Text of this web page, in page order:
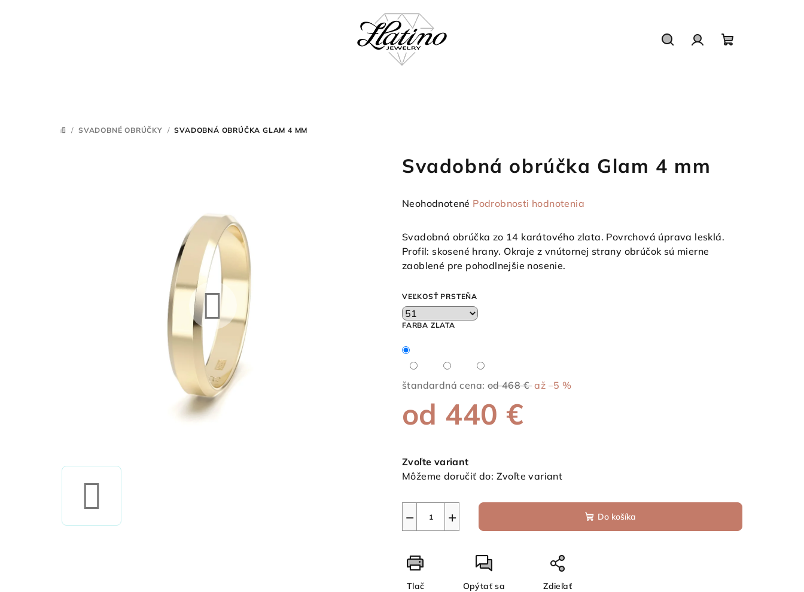
DOMOV
/ SVADOBNÉ OBRÚČKY / SVADOBNÁ OBRÚČKA GLAM 4 MM
Svadobná obrúčka Glam 4 mm
Priemerné
produktu
je
hviezdičiek.
Neohodnotené Podrobnosti hodnotenia
Svadobná obrúčka zo 14 karátového zlata. Povrchová úprava lesklá.
Profil: skosené hrany. Okraje z vnútornej strany obrúčok sú mierne
zaoblené pre pohodlnejšie nosenie.
VEĽKOSŤ PRSTEŇA
FARBA ZLATA
štandardná cena: od 468 € až –5 %
od 440 €
cena:
Zvoľte variant
Môžeme doručiť do: Zvoľte variant
+
− Do košíka
Tlač Opýtať sa Zdieľať